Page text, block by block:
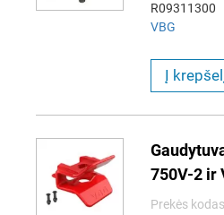
R09311300
VBG
Į
750V-2 ir
Prekės kodas